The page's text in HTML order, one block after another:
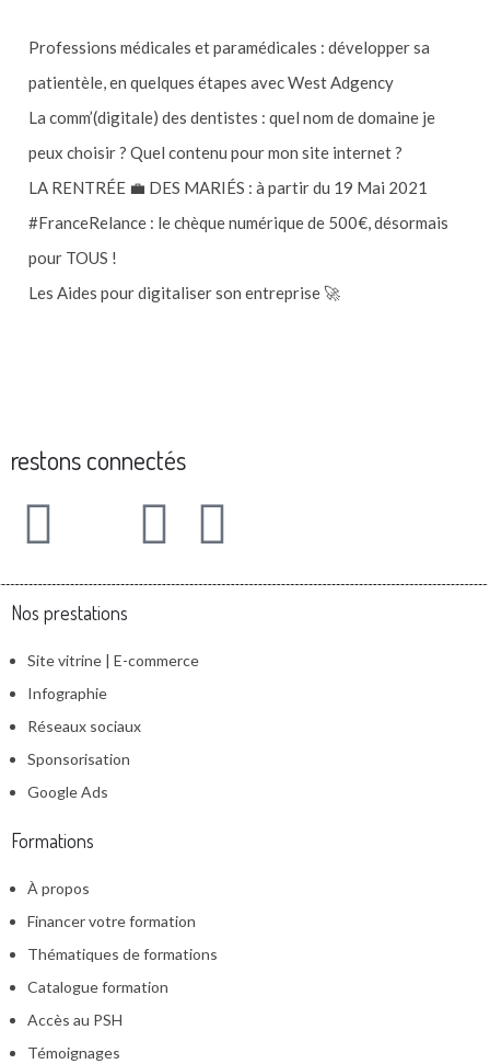
Professions médicales et paramédicales : développer sa
patientèle, en quelques étapes avec West Adgency
La comm’(digitale) des dentistes : quel nom de domaine je
peux choisir ? Quel contenu pour mon site internet ?
LA RENTRÉE 💼 DES MARIÉS : à partir du 19 Mai 2021
#FranceRelance : le chèque numérique de 500€, désormais
pour TOUS !
Les Aides pour digitaliser son entreprise 🚀
restons connectés
Nos prestations
Site vitrine | E-commerce
Infographie
Réseaux sociaux
Sponsorisation
Google Ads
Formations
À propos
Financer votre formation
Thématiques de formations
Catalogue formation
Accès au PSH
Témoignages